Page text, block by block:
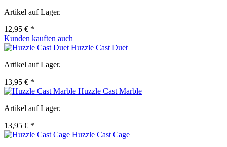
Artikel auf Lager.
12,95 € *
Kunden kauften auch
Huzzle Cast Duet
Artikel auf Lager.
13,95 € *
Huzzle Cast Marble
Artikel auf Lager.
13,95 € *
Huzzle Cast Cage